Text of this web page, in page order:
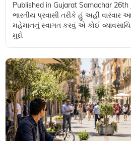
Published in Gujarat Samachar
ભારતીય પ્રવાસી તરીકે હું અહીં
મહેમાનનું સ્વાગત કરવું એ કોઈ
મુદ્દો